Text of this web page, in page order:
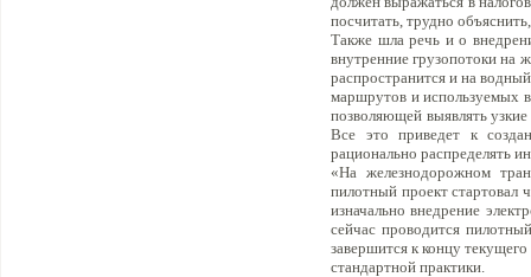
посчитать, трудно
Также шла речь и о
внутренние грузопотоки на
распространится и на
маршрутов и используемых
позволяющей выявлять
Все это приведет к
рационально распределять
«На железнодорожном
пилотный проект стартовал
изначально внедрение
сейчас проводится
завершится к концу
стандартной практики.